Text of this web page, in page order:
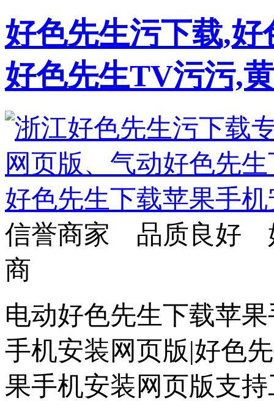
好色先生污下载,
好色先生TV污污,
信誉商家 品质良好
商
电动好色先生下载苹
手机安装网页版|好色
果手机安装网页版支